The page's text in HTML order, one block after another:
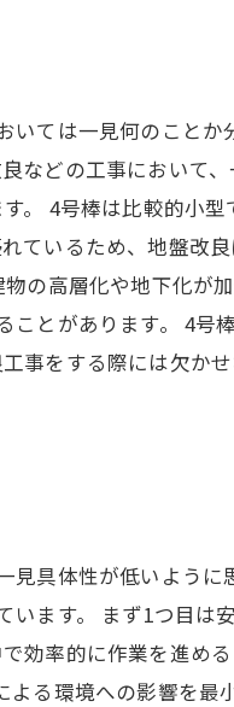
いては一見何のこと
などの工事において
。 4号棒は比較的小
ているため、地盤改
の高層化や地下化が
ことがあります。 4
事をする際には欠か
見具体性が低いよう
います。 まず1つ目は
効率的に作業を進め
よる環境への影響を